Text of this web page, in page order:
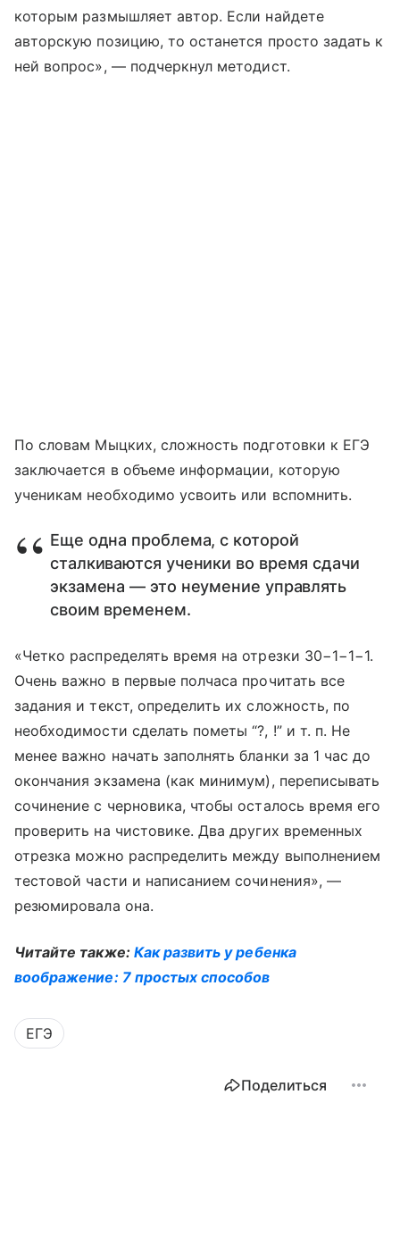
которым размышляет автор. Если найдете
авторскую позицию, то останется просто задать к
ней вопрос», — подчеркнул методист.
По словам Мыцких, сложность подготовки к ЕГЭ
заключается в объеме информации, которую
ученикам необходимо усвоить или вспомнить.
Еще одна проблема, с которой
сталкиваются ученики во время сдачи
экзамена — это неумение управлять
своим временем.
«Четко распределять время на отрезки 30−1−1−1.
Очень важно в первые полчаса прочитать все
задания и текст, определить их сложность, по
необходимости сделать пометы “?, !” и т. п. Не
менее важно начать заполнять бланки за 1 час до
окончания экзамена (как минимум), переписывать
сочинение с черновика, чтобы осталось время его
проверить на чистовике. Два других временных
отрезка можно распределить между выполнением
тестовой части и написанием сочинения», —
резюмировала она.
Читайте также: Как развить у ребенка
воображение: 7 простых способов
ЕГЭ
Поделиться